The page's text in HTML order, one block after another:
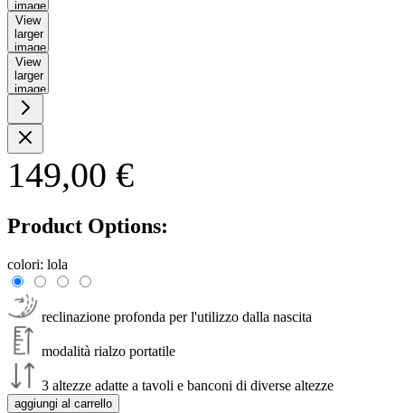
image
View
larger
image
View
larger
image
149,00 €
Product Options:
colori: lola
reclinazione profonda per l'utilizzo dalla nascita
modalità rialzo portatile
3 altezze adatte a tavoli e banconi di diverse altezze
aggiungi al carrello